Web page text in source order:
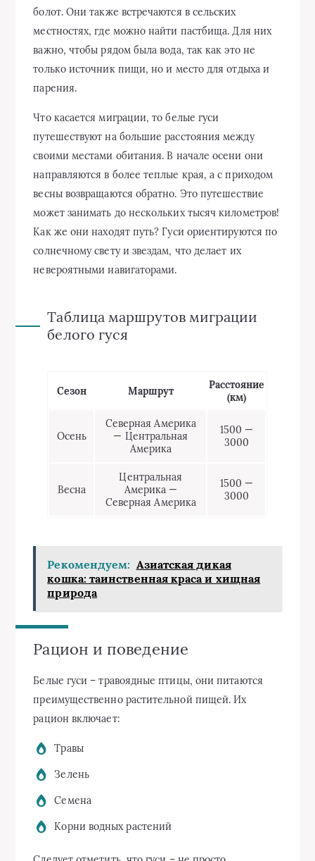
болот. Они также встречаются в сельских
местностях, где можно найти пастбища. Для них
важно, чтобы рядом была вода, так как это не
только источник пищи, но и место для отдыха и
парения.
Что касается миграции, то белые гуси
путешествуют на большие расстояния между
своими местами обитания. В начале осени они
направляются в более теплые края, а с приходом
весны возвращаются обратно. Это путешествие
может занимать до нескольких тысяч километров!
Как же они находят путь? Гуси ориентируются по
солнечному свету и звездам, что делает их
невероятными навигаторами.
Таблица маршрутов миграции
белого гуся
Сезон Маршрут
Расстояние
(км)
Осень
Северная Америка
— Центральная
Америка
1500 —
3000
Весна
Центральная
Америка —
Северная Америка
1500 —
3000
Рекомендуем: Азиатская дикая
кошка: таинственная краса и хищная
природа
Рацион и поведение
Белые гуси – травоядные птицы, они питаются
преимущественно растительной пищей. Их
рацион включает:
Травы
Зелень
Семена
Корни водных растений